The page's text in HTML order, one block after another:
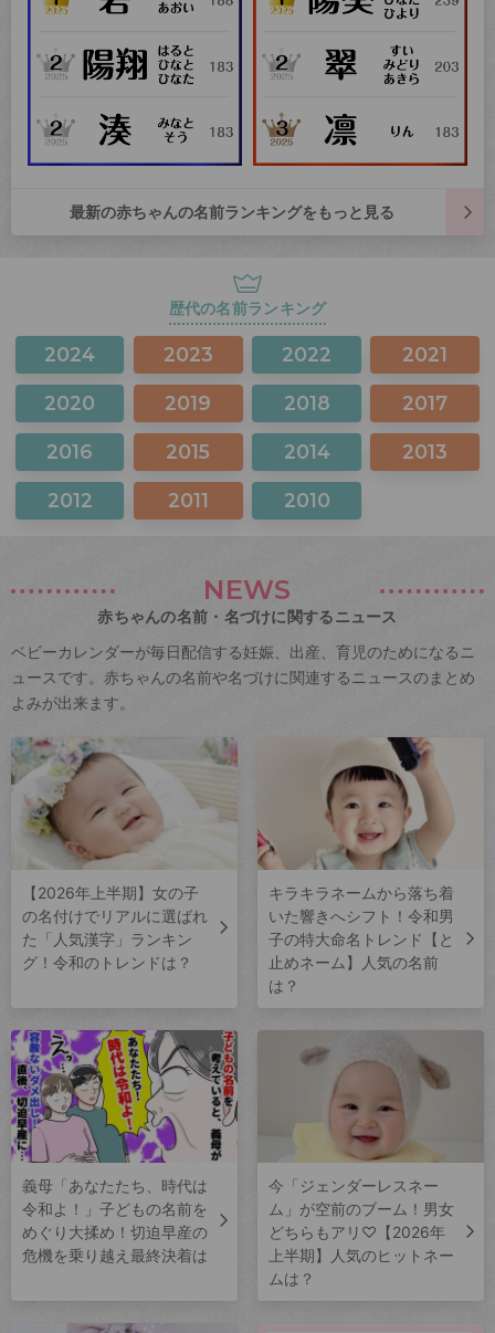
最新の赤ちゃんの名前ランキングをもっと見る
歴代の名前ランキング
2024 2023 2022 2021
2020 2019 2018 2017
2016 2015 2014 2013
2012 2011 2010
NEWS
赤ちゃんの名前・名づけに関するニュース
ベビーカレンダーが毎日配信する妊娠、出産、育児のためになるニ
ュースです。赤ちゃんの名前や名づけに関連するニュースのまとめ
よみが出来ます。
【2026年上半期】女の子
の名付けでリアルに選ばれ
た「人気漢字」ランキン
グ！令和のトレンドは？
キラキラネームから落ち着
いた響きへシフト！令和男
子の特大命名トレンド【と
止めネーム】人気の名前
は？
義母「あなたたち、時代は
令和よ！」子どもの名前を
めぐり大揉め！切迫早産の
危機を乗り越え最終決着は
今「ジェンダーレスネー
ム」が空前のブーム！男女
どちらもアリ♡【2026年
上半期】人気のヒットネー
ムは？